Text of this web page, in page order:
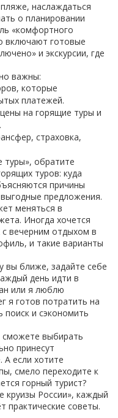
наслаждаться
о планировании
«комфортного
включают готовые
и экскурсии, где
важны:
которые
платежей.
на горящие туры и
страховка,
туры», обратите
туров: куда
причины
предложения.
меняться в
Иногда хочется
с вечерним отдыхом в
и такие варианты
вы ближе, задайте себе
день идти в
или я люблю
я готов потратить на
поиск и сэкономить
сможете выбирать
принесут
А если хотите
смело переходите к
горный турист?
круизы России», каждый
практические советы.